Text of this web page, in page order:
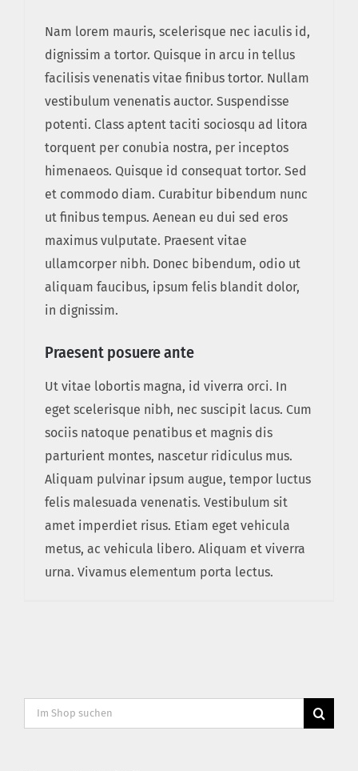
Nam lorem mauris, scelerisque nec iaculis id,
dignissim a tortor. Quisque in arcu in tellus
facilisis venenatis vitae finibus tortor. Nullam
vestibulum venenatis auctor. Suspendisse
potenti. Class aptent taciti sociosqu ad litora
torquent per conubia nostra, per inceptos
himenaeos. Quisque id consequat tortor. Sed
et commodo diam. Curabitur bibendum nunc
ut finibus tempus. Aenean eu dui sed eros
maximus vulputate. Praesent vitae
ullamcorper nibh. Donec bibendum, odio ut
aliquam faucibus, ipsum felis blandit dolor,
in dignissim.
Praesent posuere ante
Ut vitae lobortis magna, id viverra orci. In
eget scelerisque nibh, nec suscipit lacus. Cum
sociis natoque penatibus et magnis dis
parturient montes, nascetur ridiculus mus.
Aliquam pulvinar ipsum augue, tempor luctus
felis malesuada venenatis. Vestibulum sit
amet imperdiet risus. Etiam eget vehicula
metus, ac vehicula libero. Aliquam et viverra
urna. Vivamus elementum porta lectus.
Suche
nach: